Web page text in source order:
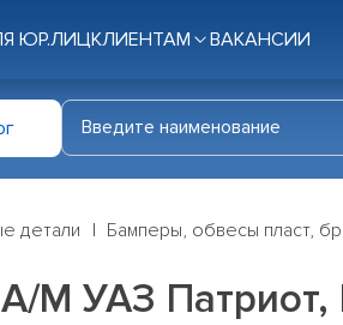
ЮР.ЛИЦКЛИЕНТАМ ВАКАНСИИ
детали Бамперы, обвесы пласт,
М УАЗ Патриот,